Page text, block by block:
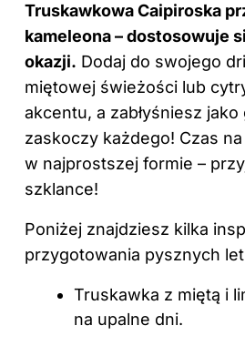
Truskawkowa Caipiroska
kameleona – dostosowuje
okazji. Dodaj do swojego
miętowej świeżości lub
akcentu, a zabłyśniesz
zaskoczy każdego! Czas
w najprostszej formie –
szklance!
Poniżej znajdziesz kilka
przygotowania pysznych
Truskawka z miętą i
na upalne dni.